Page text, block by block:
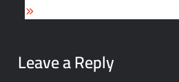
Leave a Reply